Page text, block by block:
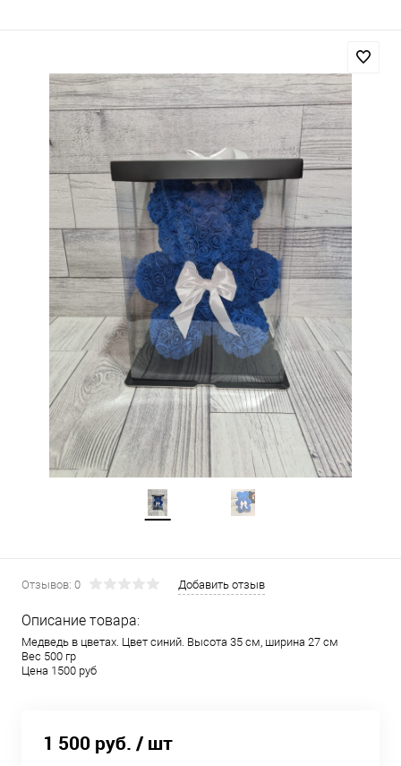
Отзывов: 0 Добавить отзыв
Описание товара:
Медведь в цветах. Цвет синий. Высота 35 см, ширина 27 см
Вес 500 гр
Цена 1500 руб
1 500 руб. / шт